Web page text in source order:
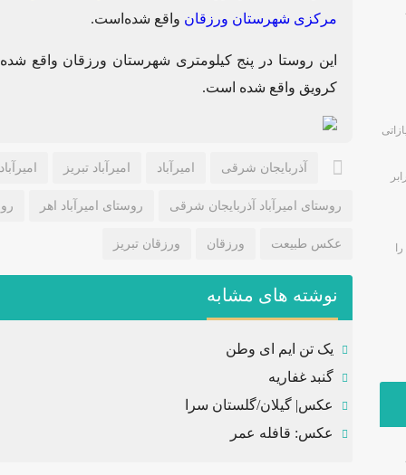
مرکزی شهرستان ورزقان واقع شده‌است.
این روستا در پنج کیلومتری شهرستان ورزقان واقع
کرویق واقع شده است.
آذربایجان شرقی امیرآباد امیرآباد تبریز
روستای امیرآباد آذربایجان شرقی روستای امیرآباد اهر
عکس طبیعت ورزقان ورزقان تبریز
نوشته های مشابه
یک تن ایم ای وطن
گنبد غفاریه
عکس| گیلان/گلستان سرا
عکس: قافله عمر